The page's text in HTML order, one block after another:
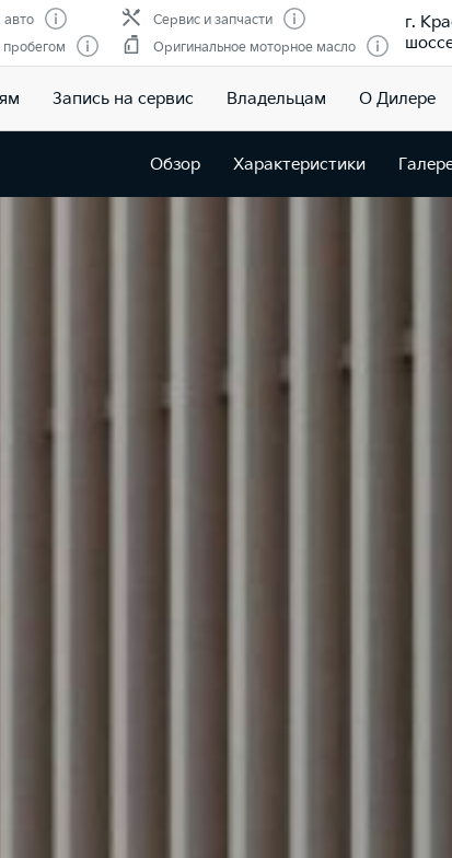
Сервис и запчасти
Оригинальное моторное масло
г.
Запись на сервис Владельцам О Дилере
Обзор Характеристики